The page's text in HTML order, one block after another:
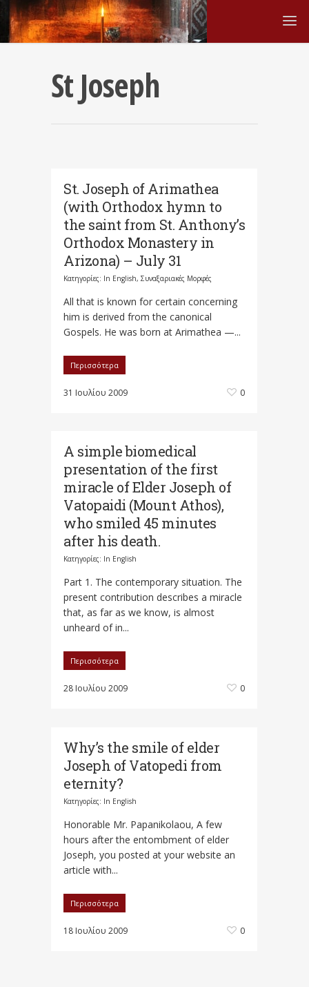
St Joseph
St. Joseph of Arimathea
(with Orthodox hymn to
the saint from St. Anthony’s
Orthodox Monastery in
Arizona) – July 31
Κατηγορίες: In English, Συναξαριακές Μορφές
All that is known for certain concerning
him is derived from the canonical
Gospels. He was born at Arimathea —...
Περισσότερα
31 Ιουλίου 2009 0
A simple biomedical
presentation of the first
miracle of Elder Joseph of
Vatopaidi (Mount Athos),
who smiled 45 minutes
after his death.
Κατηγορίες: In English
Part 1. The contemporary situation. The
present contribution describes a miracle
that, as far as we know, is almost
unheard of in...
Περισσότερα
28 Ιουλίου 2009 0
Why’s the smile of elder
Joseph of Vatopedi from
eternity?
Κατηγορίες: In English
Honorable Mr. Papanikolaou, A few
hours after the entombment of elder
Joseph, you posted at your website an
article with...
Περισσότερα
18 Ιουλίου 2009 0